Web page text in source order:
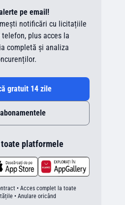
pe email!
notificări cu licitațiile
plus acces la
completă și analiza
gratuit 14 zile
platformele
• Acces complet la toate
• Anulare oricând